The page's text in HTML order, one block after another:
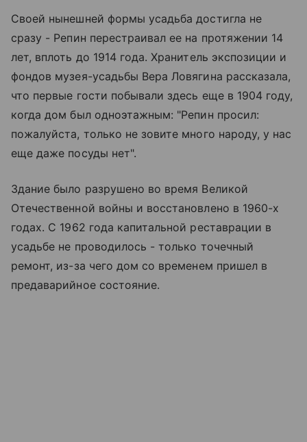
Своей нынешней формы усадьба достигла не
сразу - Репин перестраивал ее на протяжении 14
лет, вплоть до 1914 года. Хранитель экспозиции и
фондов музея-усадьбы Вера Ловягина рассказала,
что первые гости побывали здесь еще в 1904 году,
когда дом был одноэтажным: "Репин просил:
пожалуйста, только не зовите много народу, у нас
еще даже посуды нет".
Здание было разрушено во время Великой
Отечественной войны и восстановлено в 1960-х
годах. С 1962 года капитальной реставрации в
усадьбе не проводилось - только точечный
ремонт, из-за чего дом со временем пришел в
предаварийное состояние.